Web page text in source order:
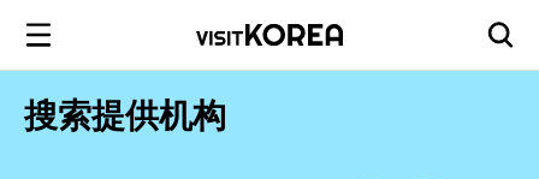
搜索提供机构